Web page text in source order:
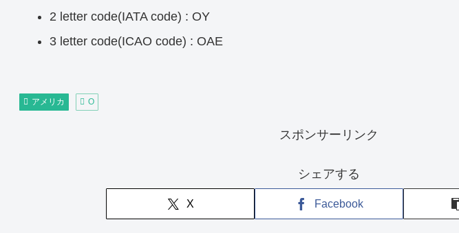
2 letter code(IATA code) : OY
3 letter code(ICAO code) : OAE
アメリカ O
スポンサーリンク
シェアする
X Facebook